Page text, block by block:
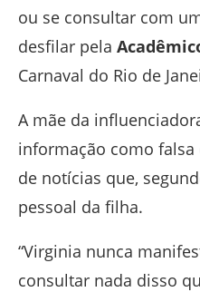
ou se consultar com
desfilar pela
Carnaval do Rio de
A mãe da
informação como
de notícias que,
pessoal da filha.
“Virginia nunca
consultar nada disso